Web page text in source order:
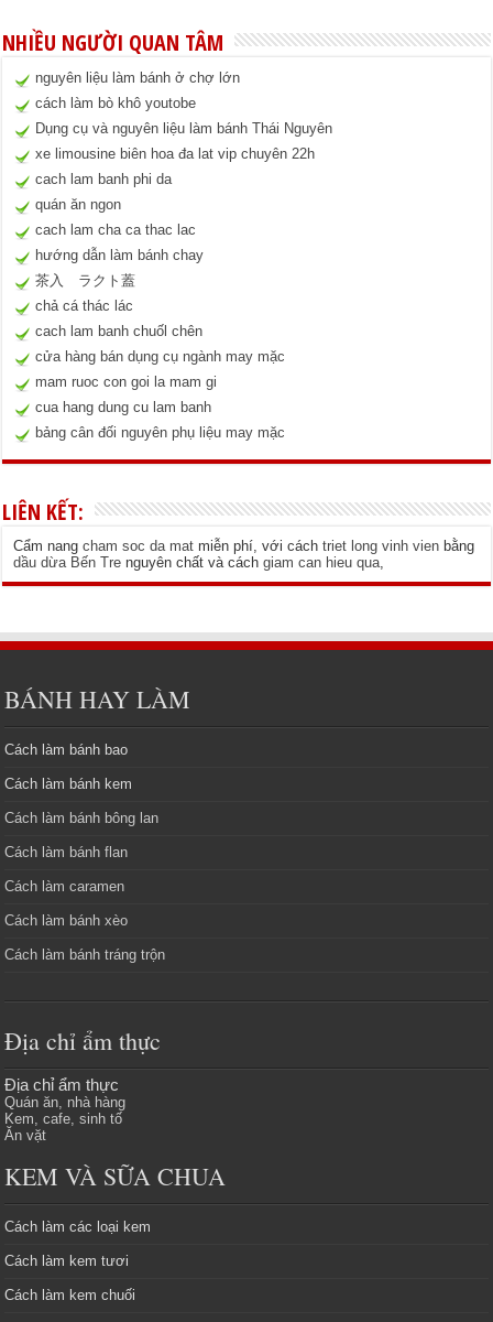
NHIỀU NGƯỜI QUAN TÂM
nguyên liệu làm bánh ở chợ lớn
cách làm bò khô youtobe
Dụng cụ và nguyên liệu làm bánh Thái Nguyên
xe limousine biên hoa đa lat vip chuyên 22h
cach lam banh phi da
quán ăn ngon
cach lam cha ca thac lac
hướng dẫn làm bánh chay
茶入 ラクト蓋
chả cá thác lác
cach lam banh chuốl chên
cửa hàng bán dụng cụ ngành may mặc
mam ruoc con goi la mam gi
cua hang dung cu lam banh
bảng cân đối nguyên phụ liệu may mặc
LIÊN KẾT:
Cẩm nangcham soc da mat miễn phí, với cáchtriet long vinh vien bằng
dầu dừa Bến Tre nguyên chất và cáchgiam can hieu qua,
BÁNH HAY LÀM
Cách làm bánh bao
Cách làm bánh kem
Cách làm bánh bông lan
Cách làm bánh flan
Cách làm caramen
Cách làm bánh xèo
Cách làm bánh tráng trộn
Địa chỉ ẩm thực
Địa chỉ ẩm thực
Quán ăn, nhà hàng
Kem, cafe, sinh tố
Ăn vặt
KEM VÀ SỮA CHUA
Cách làm các loại kem
Cách làm kem tươi
Cách làm kem chuối